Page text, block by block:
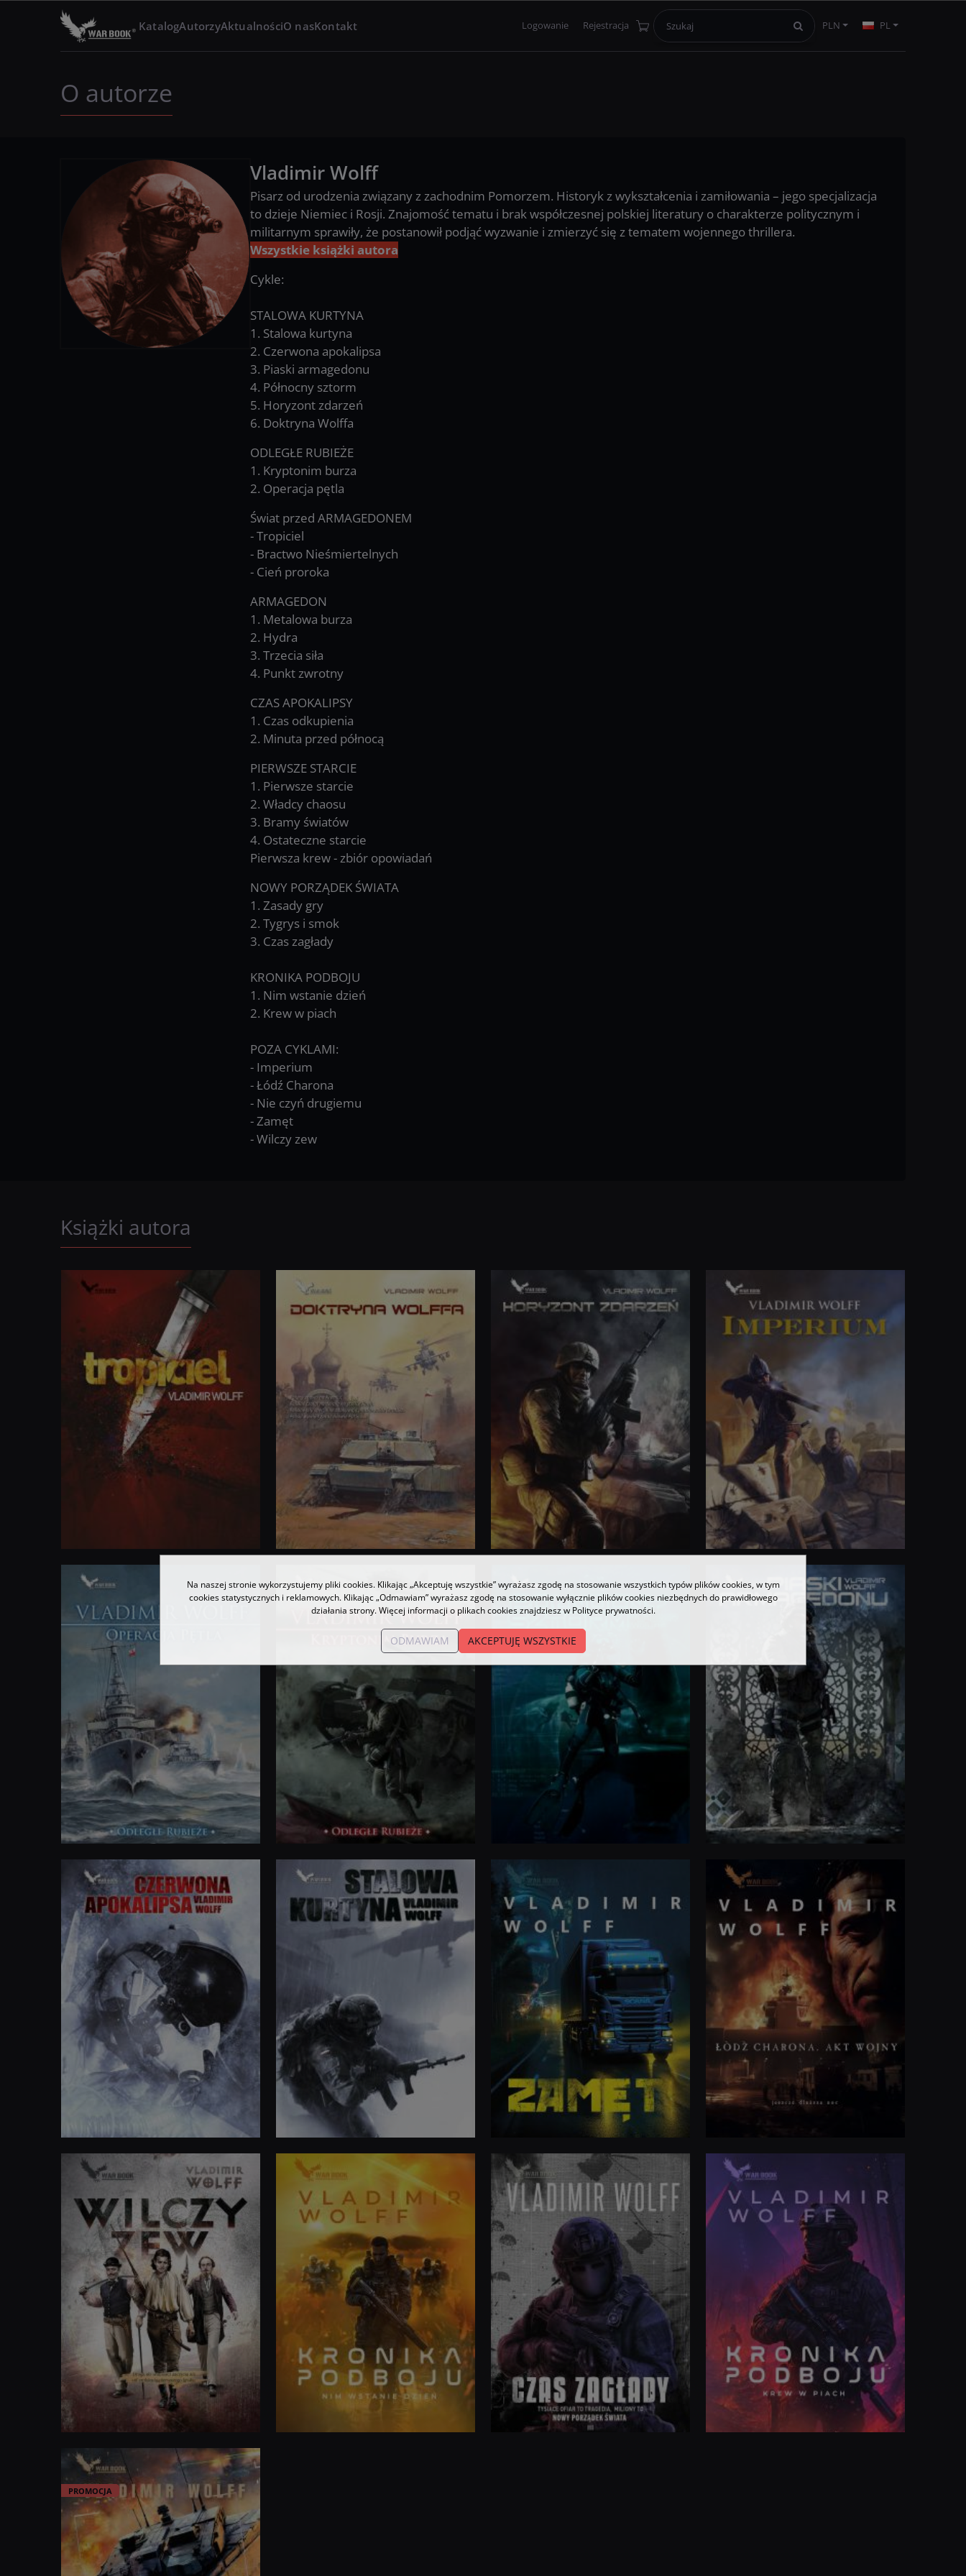
KatalogAutorzyAktualnościO nasKontakt Logowanie Rejestracja PLN PL
O autorze
VladimirWolff
Pisarz od urodzenia związany z zachodnim Pomorzem. Historyk z wykształcenia i zamiłowania – jego specjalizacja
to dzieje Niemiec i Rosji. Znajomość tematu i brak współczesnej polskiej literatury o charakterze politycznym i
militarnym sprawiły, że postanowił podjąć wyzwanie i zmierzyć się z tematem wojennego thrillera.
Wszystkie książki autora
Cykle:
STALOWA KURTYNA
1. Stalowa kurtyna
2. Czerwona apokalipsa
3. Piaski armagedonu
4. Północny sztorm
5. Horyzont zdarzeń
6. Doktryna Wolffa
ODLEGŁE RUBIEŻE
1. Kryptonim burza
2. Operacja pętla
Świat przed ARMAGEDONEM
- Tropiciel
- Bractwo Nieśmiertelnych
- Cień proroka
ARMAGEDON
1. Metalowa burza
2. Hydra
3. Trzecia siła
4. Punkt zwrotny
CZAS APOKALIPSY
1. Czas odkupienia
2. Minuta przed północą
PIERWSZE STARCIE
1. Pierwsze starcie
2. Władcy chaosu
3. Bramy światów
4. Ostateczne starcie
Pierwsza krew - zbiór opowiadań
NOWY PORZĄDEK ŚWIATA
1. Zasady gry
2. Tygrys i smok
3. Czas zagłady
KRONIKA PODBOJU
1. Nim wstanie dzień
2. Krew w piach
POZA CYKLAMI:
- Imperium
- Łódź Charona
- Nie czyń drugiemu
- Zamęt
- Wilczy zew
Książki autora
Tropiciel Doktryna Wolffa Imperium
Operacja Pętla Kryptonim Burza Północny sztorm Piaski Armagedonu
Czerwona apokalipsa Stalowa kurtyna Zamęt Łódź Charona. Akt wojny
PROMOCJA
Na naszej stronie wykorzystujemy pliki cookies. Klikając „Akceptuję wszystkie” wyrażasz zgodę na stosowanie wszystkich typów plików cookies, w tym
cookies statystycznych i reklamowych. Klikając „Odmawiam” wyrażasz zgodę na stosowanie wyłącznie plików cookies niezbędnych do prawidłowego
działania strony. Więcej informacji o plikach cookies znajdziesz w Polityce prywatności.
ODMAWIAM AKCEPTUJĘ WSZYSTKIE